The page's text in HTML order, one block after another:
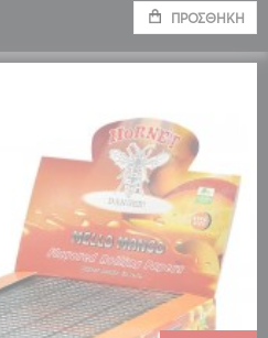
ΠΡΟΣΘΉΚΗ